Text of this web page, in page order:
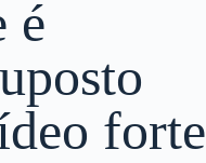
é
forte